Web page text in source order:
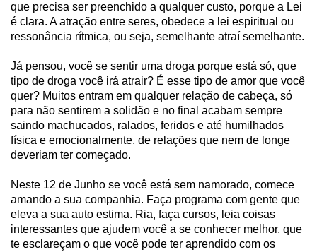
que precisa ser preenchido a qualquer custo, porque a Lei
é clara. A atração entre seres, obedece a lei espiritual ou
ressonância rítmica, ou seja, semelhante atraí semelhante.
Já pensou, você se sentir uma droga porque está só, que
tipo de droga você irá atrair? É esse tipo de amor que você
quer? Muitos entram em qualquer relação de cabeça, só
para não sentirem a solidão e no final acabam sempre
saindo machucados, ralados, feridos e até humilhados
física e emocionalmente, de relações que nem de longe
deveriam ter começado.
Neste 12 de Junho se você está sem namorado, comece
amando a sua companhia. Faça programa com gente que
eleva a sua auto estima. Ria, faça cursos, leia coisas
interessantes que ajudem você a se conhecer melhor, que
te esclareçam o que você pode ter aprendido com os